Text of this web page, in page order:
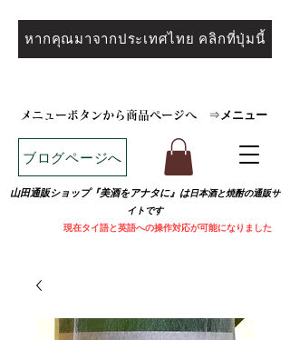
หากคุณมาจากประเทศไทย คลิกที่ปุ่มนี้
メニューボタンから商品ページへ ⇒ メニュー
ブログページへ
山田通販ショップ『美酒をアナタに』は日本酒と焼酎の通販サ
イトです
現在タイ語と英語への操作対応が可能になりました